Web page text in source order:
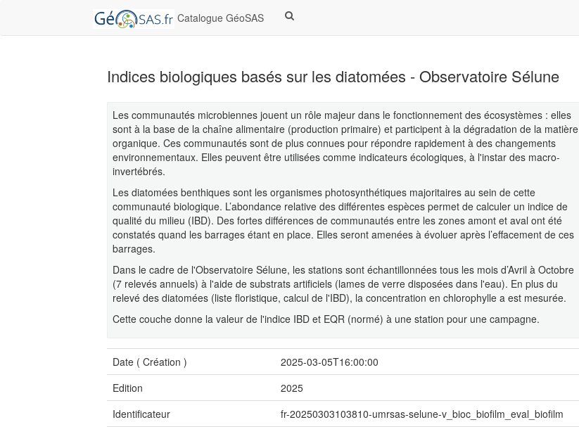
Catalogue GéoSAS
Indices biologiques basés sur les diatomées - Observatoire Sélune
Les communautés microbiennes jouent un rôle majeur dans le fonctionnement des écosystèmes : elles
sont à la base de la chaîne alimentaire (production primaire) et participent à la dégradation de la matière
organique. Ces communautés sont de plus connues pour répondre rapidement à des changements
environnementaux. Elles peuvent être utilisées comme indicateurs écologiques, à l'instar des macro-
invertébrés.
Les diatomées benthiques sont les organismes photosynthétiques majoritaires au sein de cette
communauté biologique. L’abondance relative des différentes espèces permet de calculer un indice de
qualité du milieu (IBD). Des fortes différences de communautés entre les zones amont et aval ont été
constatés quand les barrages étant en place. Elles seront amenées à évoluer après l’effacement de ces
barrages.
Dans le cadre de l'Observatoire Sélune, les stations sont échantillonnées tous les mois d’Avril à Octobre
(7 relevés annuels) à l'aide de substrats artificiels (lames de verre disposées dans l'eau). En plus du
relevé des diatomées (liste floristique, calcul de l'IBD), la concentration en chlorophylle a est mesurée.
Cette couche donne la valeur de l'indice IBD et EQR (normé) à une station pour une campagne.
Date ( Création )
2025-03-05T16:00:00
Edition
2025
Identificateur
fr-20250303103810-umrsas-selune-v_bioc_biofilm_eval_biofilm